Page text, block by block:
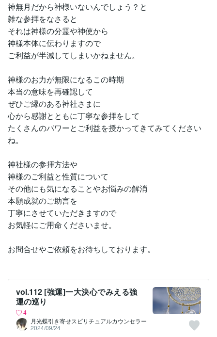
神無月だから神様いないんでしょう？と
雑な参拝をなさると
それは神様の分霊や神使から
神様本体に伝わりますので
ご利益が半減してしまいかねません。
神様のお力が無限になるこの時期
本当の意味を再確認して
ぜひご縁のある神社さまに
心から感謝とともに丁寧な参拝をして
たくさんのパワーとご利益を授かってきてみてください
ね。
神社様の参拝方法や
神様のご利益と性質について
その他にも気になることやお悩みの解消
本願成就のご助言を
丁寧にさせていただきますので
お気軽にご用命くださいませ。
お問合せやご依頼をお待ちしております。
vol.112 [強運]一大決心でみえる強
運の巡り
4
月光蝶引き寄せスピリチュアルカウンセラー
2024/09/24